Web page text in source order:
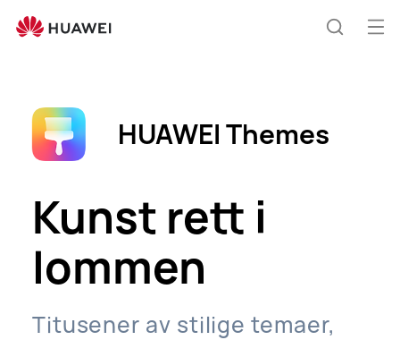
HUAWEI Themes
Kunst rett i
lommen
Titusener av stilige temaer,